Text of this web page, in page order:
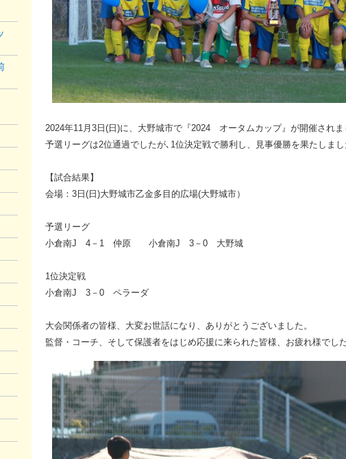
2024年11月3日(日)に、大野城市で『2024 オータムカップ』が開催されま
予選リーグは2位通過でしたが､1位決定戦で勝利し、見事優勝を果たしま
【試合結果】
会場：3日(日)大野城市乙金多目的広場(大野城市）
予選リーグ
小倉南J 4－1 仲原 小倉南J 3－0 大野城
1位決定戦
小倉南J 3－0 ペラーダ
大会関係者の皆様、大変お世話になり、ありがとうございました。
監督・コーチ、そして保護者をはじめ応援に来られた皆様、お疲れ様でし